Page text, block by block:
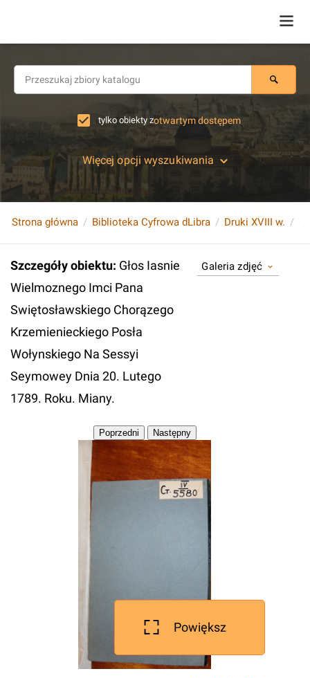
tylko obiekty zotwartym dostępem
Więcej opcji wyszukiwania
Strona główna Biblioteka Cyfrowa dLibra Druki XVIII w.
Szczegóły obiektu: Głos Iasnie
Wielmoznego Imci Pana
Swiętosławskiego Chorązego
Krzemienieckiego Posła
Wołynskiego Na Sessyi
Seymowey Dnia 20. Lutego
1789. Roku. Miany.
Galeria zdjęć
Powiększ